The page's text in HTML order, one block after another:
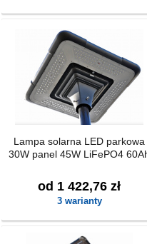
Lampa solarna LED parkowa
30W panel 45W LiFePO4
od 1 422,76 zł
3 warianty